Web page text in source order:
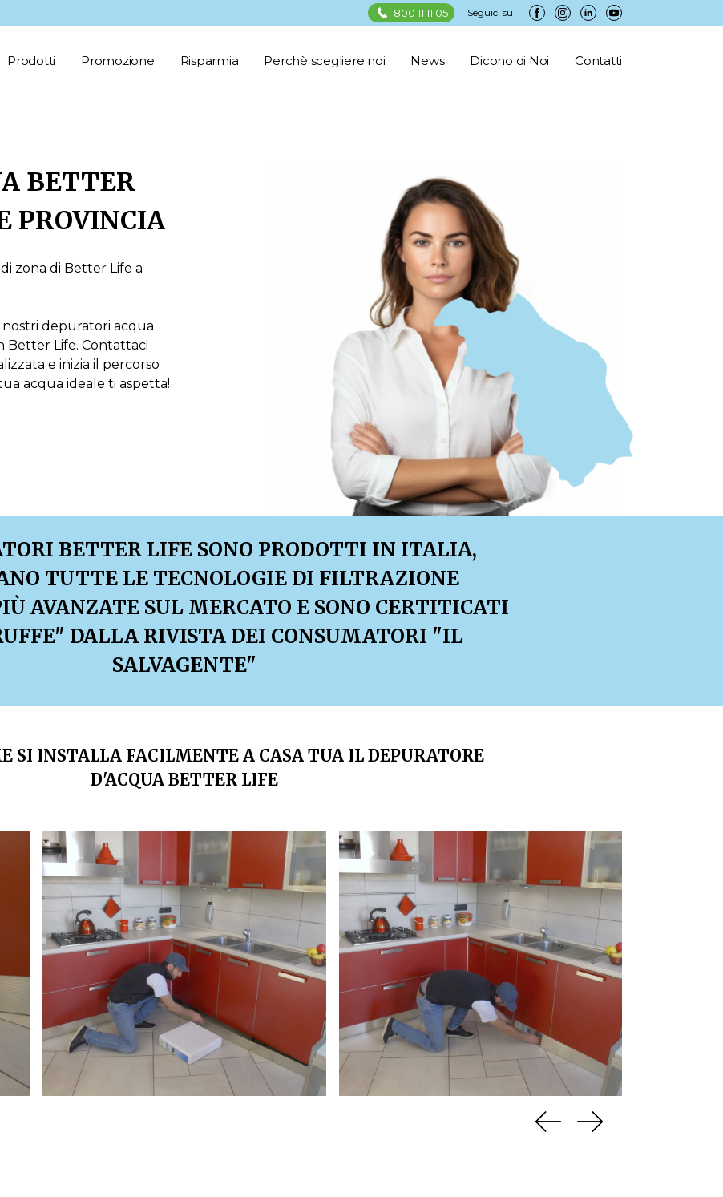
800 11 11 05 Seguici su
Prodotti Promozione Risparmia Perchè scegliere noi News Dicono di Noi Contatti
BETTER
PROVINCIA
zona di Better Life a
nostri depuratori acqua
Better Life. Contattaci
e inizia il percorso
acqua ideale ti aspetta!
BETTER LIFE SONO PRODOTTI IN ITALIA,
TUTTE LE TECNOLOGIE DI FILTRAZIONE
AVANZATE SUL MERCATO E SONO CERTITICATI
DALLA RIVISTA DEI CONSUMATORI "IL
SALVAGENTE"
SI INSTALLA FACILMENTE A CASA TUA IL DEPURATORE
D'ACQUA BETTER LIFE